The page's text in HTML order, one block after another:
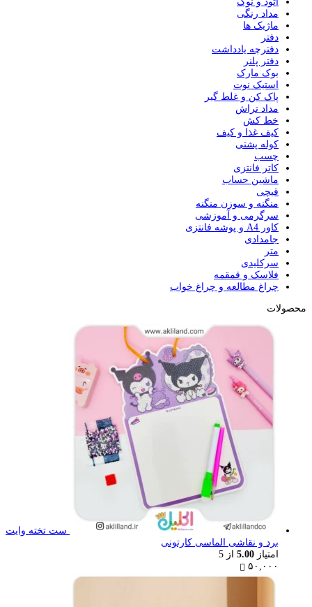
مداد رنگی
ماژیک ها
دفتر
دفترچه یادداشت
دفتر پلنر
بوک مارک
استیک نوت
پاک کن و غلط گیر
مداد تراش
خط کش
کیف غذا و کیف
کوله پشتی
چسب
کاتر فانتزی
ماشین حساب
قیچی
منگنه و سوزن منگنه
سرگرمی و آموزشی
کاور A4 و پوشه فانتزی
جامدادی
متر
سرکلیدی
فلاسک و قمقمه
چراغ مطالعه و چراغ خواب
محصولات
ست تخته وایت
برد و نقاشی الماسی کارتونی
امتیاز 5.00 از 5
۵۰,۰۰۰